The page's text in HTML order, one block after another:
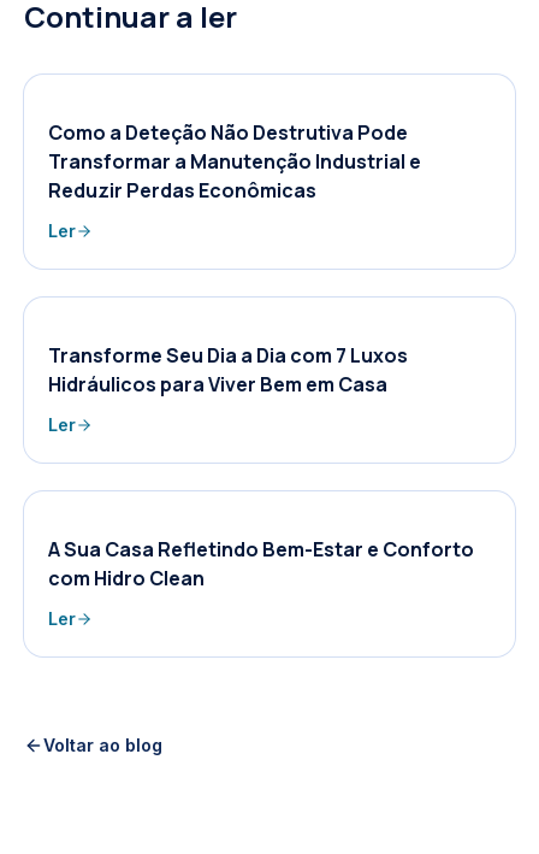
Continuar a ler
Como a Deteção Não Destrutiva Pode
Transformar a Manutenção Industrial e
Reduzir Perdas Econômicas
Ler
Transforme Seu Dia a Dia com 7 Luxos
Hidráulicos para Viver Bem em Casa
Ler
A Sua Casa Refletindo Bem-Estar e Conforto
com Hidro Clean
Ler
Voltar ao blog